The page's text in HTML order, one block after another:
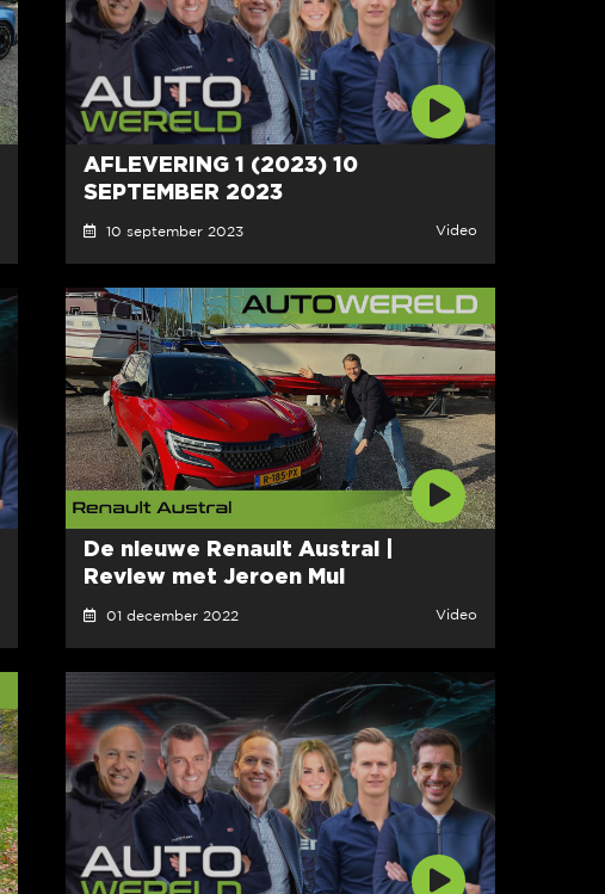
AFLEVERING 1 (2023) 10
SEPTEMBER 2023
10 september 2023 Video
De nieuwe Renault Austral |
Review met Jeroen Mul
01 december 2022 Video